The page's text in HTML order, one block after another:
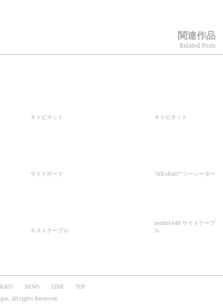
関連作品
Related Posts
キャビネット キャビネット
サイドボード ”AX-chair” ツーシーター
ネストテーブル
model-640 サイドテーブ
ル
NEWS LINK
TOP
All rights Reserved.